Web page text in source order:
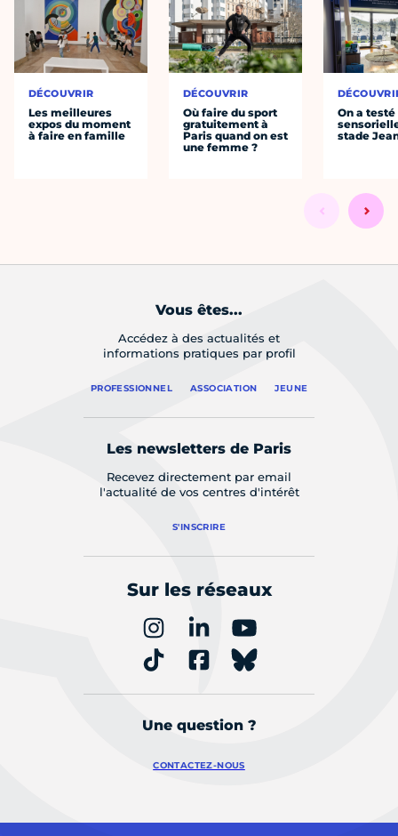
DÉCOUVRIR
Les meilleures
expos du moment
à faire en famille
DÉCOUVRIR
Où faire du sport
gratuitement à
Paris quand on est
une femme ?
On a
stade
Vous êtes...
Accédez à des actualités et
informations pratiques par profil
PROFESSIONNEL ASSOCIATION JEUNE
Les newsletters de Paris
Recevez directement par email
l'actualité de vos centres d'intérêt
S'INSCRIRE
Sur les réseaux
Une question ?
CONTACTEZ-NOUS